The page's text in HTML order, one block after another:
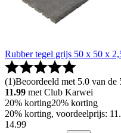
Rubber tegel grijs 50 x 50 x
(1)Beoordeeld met 5.0 van
11.99 met Club Karwei
20% korting20% korting
20% korting, voordeelprijs:
14.99